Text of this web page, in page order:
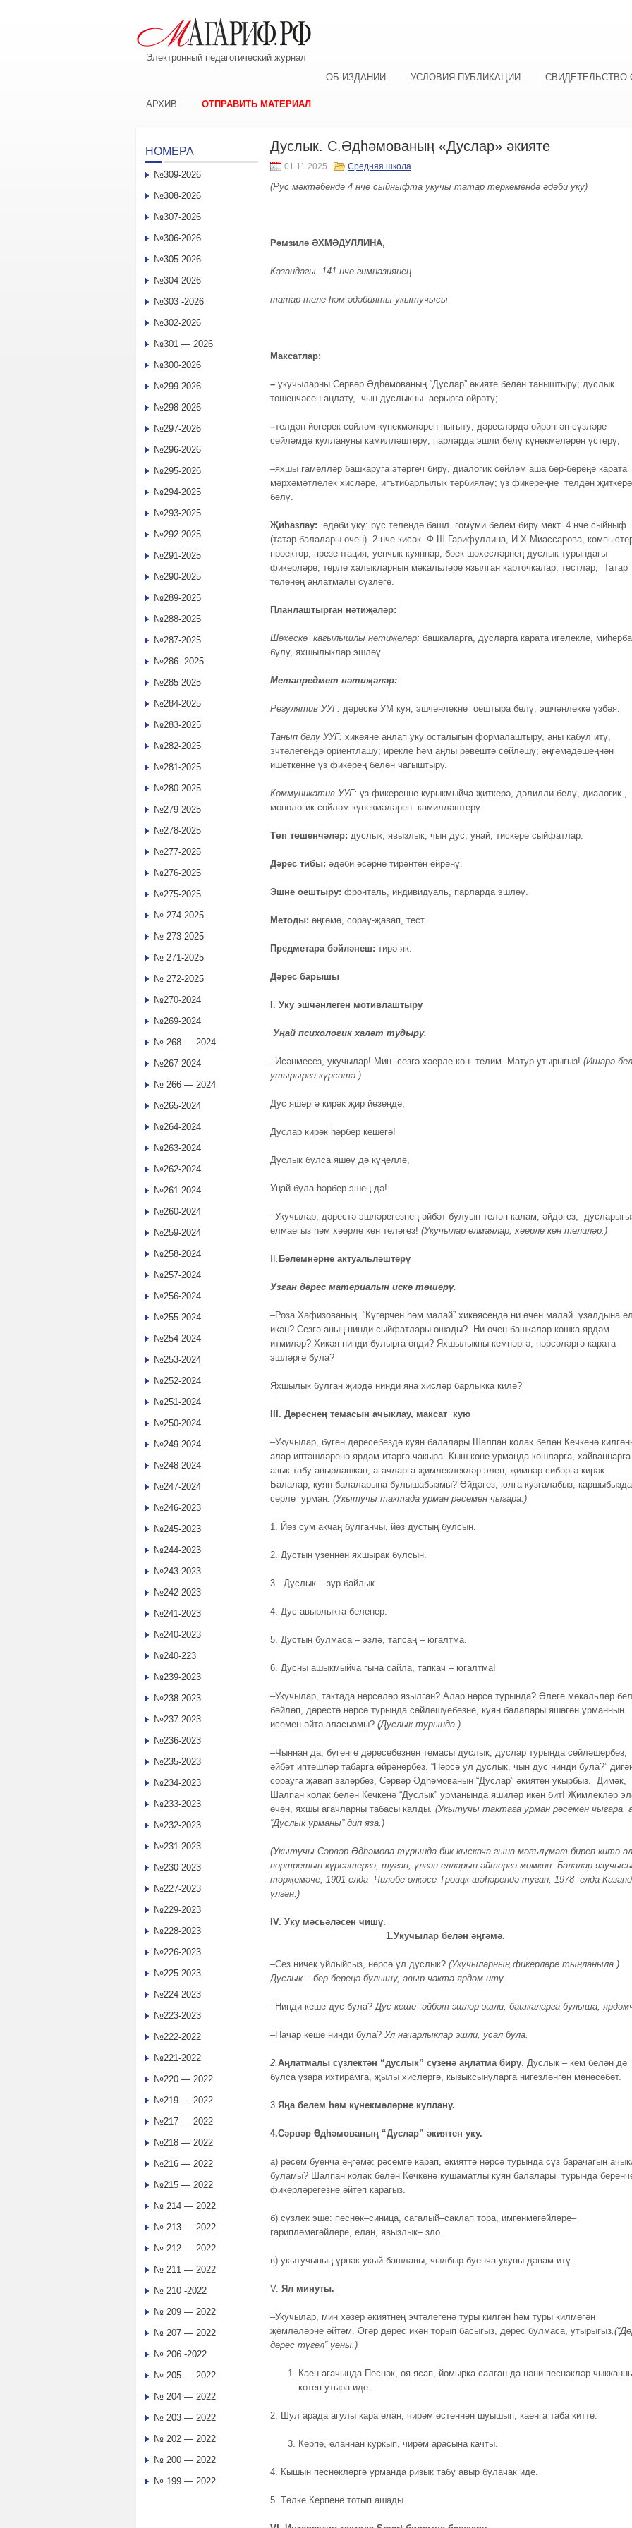
Электронный педагогический журнал
ОБ ИЗДАНИИ
УСЛОВИЯ ПУБЛИКАЦИИ СВИДЕТЕЛЬСТВО
АРХИВ ОТПРАВИТЬ МАТЕРИАЛ
Дуслык. С.Әдһәмованың «Дуслар» әкияте
01.11.2025 Средняя школа
(Рус мәктәбендә 4 нче сыйныфта укучы татар төркемендә әдәби уку)
Рәмзилә ӘХМӘДУЛЛИНА,
Казандагы 141 нче гимназиянең
татар теле һәм әдәбияты укытучысы
Максатлар:
– укучыларны Cәрвәр Әдһәмованың “Дуслар” әкияте белән таныштыру; дуслык
төшенчәсен аңлату, чын дуслыкны аерырга өйрәтү;
–телдән йөгерек сөйләм күнекмәләрен ныгыту; дәресләрдә өйрәнгән сүзләре
сөйләмдә куллануны камилләштерү; парларда эшли белү күнекмәләрен үстерү;
–яхшы гамәлләр башкаруга этәргеч бирү, диалогик сөйләм аша бер-береңә карата
мәрхәмәтлелек хисләре, игътибарлылык тәрбияләү; үз фикереңне телдән җиткерә
белү.
Җиһазлау: әдәби уку: рус телендә башл. гомуми белем бирү мәкт. 4 нче сыйныф
(татар балалары өчен). 2 нче кисәк. Ф.Ш.Гарифуллина, И.Х.Миассарова,
проектор, презентация, уенчык куяннар, бөек шәхесләрнең дуслык турындагы
фикерләре, төрле халыкларның мәкальләре язылган карточкалар, тестлар, Татар
теленең аңлатмалы сүзлеге.
Планлаштырган нәтиҗәләр:
Шәхескә кагылышлы нәтиҗәләр: башкаларга, дусларга карата игелекле,
булу, яхшылыклар эшләү.
Метапредмет нәтиҗәләр:
Регулятив УУГ: дәрескә УМ куя, эшчәнлекне оештыра белү, эшчәнлеккә үзбәя.
Танып белү УУГ: хикәяне аңлап уку осталыгын формалаштыру, аны кабул итү,
эчтәлегендә ориентлашу; ирекле һәм аңлы рәвештә сөйләшү; әңгәмәдәшеңнән
ишеткәнне үз фикерең белән чагыштыру.
Коммуникатив УУГ: үз фикереңне курыкмыйча җиткерә, дәлилли белү, диалогик ,
монологик сөйләм күнекмәләрен камилләштерү.
Төп төшенчәләр: дуслык, явызлык, чын дус, уңай, тискәре сыйфатлар.
Дәрес тибы: әдәби әсәрне тирәнтен өйрәнү.
Эшне оештыру: фронталь, индивидуаль, парларда эшләү.
Методы: әңгәмә, сорау-җавап, тест.
Предметара бәйләнеш: тирә-як.
Дәрес барышы
I. Уку эшчәнлеген мотивлаштыру
Уңай психологик халәт тудыру.
–Исәнмесез, укучылар! Мин сезгә хәерле көн телим. Матур утырыгыз! (Ишарә
утырырга күрсәтә.)
Дус яшәргә кирәк җир йөзендә,
Дуслар кирәк һәрбер кешегә!
Дуслык булса яшәү дә күңелле,
Уңай була һәрбер эшең дә!
–Укучылар, дәрестә эшләрегезнең әйбәт булуын теләп калам, әйдәгез,
елмаегыз һәм хәерле көн теләгез! (Укучылар елмаялар, хәерле көн телиләр.)
. Белемнәрне актуальләштерү
Узган дәрес материалын искә төшерү.
–Роза Хафизованың “Күгәрчен һәм малай” хикәясендә ни өчен малай үзалдына
икән? Сезгә аның нинди сыйфатлары ошады? Ни өчен башкалар кошка ярдәм
итмиләр? Хикәя нинди булырга өнди? Яхшылыкны кемнәргә, нәрсәләргә карата
эшләргә була?
Яхшылык булган җирдә нинди яңа хисләр барлыкка килә?
III. Дәреснең темасын ачыклау, максат кую
–Укучылар, бүген дәресебездә куян балалары Шалпан колак белән Кечкенә
алар иптәшләренә ярдәм итәргә чакыра. Кыш көне урманда кошларга, хайваннарга
азык табу авырлашкан, агачларга җимлеклекләр элеп, җимнәр сибәргә кирәк.
Балалар, куян балаларына булышабызмы? Әйдәгез, юлга кузгалабыз,
серле урман. (Укытучы тактада урман рәсемен чыгара.)
1. Йөз сум акчаң булганчы, йөз дустың булсын.
2. Дустың үзеңнән яхшырак булсын.
3. Дуслык – зур байлык.
4. Дус авырлыкта беленер.
5. Дустың булмаса – эзлә, тапсаң – югалтма.
6. Дусны ашыкмыйча гына сайла, тапкач – югалтма!
–Укучылар, тактада нәрсәләр язылган? Алар нәрсә турында? Әлеге мәкальләр
бәйләп, дәрестә нәрсә турында сөйләшүебезне, куян балалары яшәгән урманның
исемен әйтә аласызмы? (Дуслык турында.)
–Чыннан да, бүгенге дәресебезнең темасы дуслык, дуслар турында сөйләшербез,
әйбәт иптәшләр табарга өйрәнербез. “Нәрсә ул дуслык, чын дус нинди була?”
сорауга җавап эзләрбез, Сәрвәр Әдһәмованың “Дуслар” әкиятен укырбыз. Димәк,
Шалпан колак белән Кечкенә “Дуслык” урманында яшиләр икән бит! Җимлекләр
өчен, яхшы агачларны табасы калды. (Укытучы тактага урман рәсемен чыгара,
“Дуслык урманы” дип яза.)
(Укытучы Сәрвәр Әдһәмова турында бик кыскача гына мәгълүмат биреп китә
портретын күрсәтергә, туган, үлгән елларын әйтергә мөмкин. Балалар
тәрҗемәче, 1901 елда Чиләбе өлкәсе Троицк шәһәрендә туган, 1978 елда
үлгән.)
IV. Уку мәсьәләсен
1.Укучылар белән әңгәмә.
–Сез ничек уйлыйсыз, нәрсә ул дуслык? (Укучыларның фикерләре тыңланыла.)
Дуслык – бер-береңә булышу, авыр чакта ярдәм итү.
–Нинди кеше дус була?Дус кеше әйбәт эшләр эшли, башкаларга булыша,
–Начар кеше нинди була? Ул начарлыклар эшли, усал була.
2.Аңлатмалы сүзлектән “дуслык” сүзенә аңлатма бирү. Дуслык – кем белән дә
булса үзара ихтирамга, җылы хисләргә, кызыксынуларга нигезләнгән мөнәсәбәт.
3.Яңа белем һәм күнекмәләрне куллану.
4.Сәрвәр Әдһәмованың “Дуслар” әкиятен уку.
а) рәсем буенча әңгәмә: рәсемгә карап, әкияттә нәрсә турында сүз барачагын
буламы? Шалпан колак белән Кечкенә кушаматлы куян балалары турында
фикерләрегезне әйтеп карагыз.
б) сүзлек эше: песнәк–синица, сагалый–саклап тора, имгәнмәгәйләре–
гарипләмәгәйләре, елан, явызлык– зло.
в) укытучының үрнәк укый башлавы, чылбыр буенча укуны дәвам итү.
V. Ял минуты.
–Укучылар, мин хәзер әкиятнең эчтәлегенә туры килгән һәм туры килмәгән
җөмләләрне әйтәм. Әгәр дөрес икән торып басыгыз, дөрес булмаса, утырыгыз
дөрес түгел” уены.)
Каен агачында Песнәк, оя ясап, йомырка салган да нәни песнәкләр
көтеп утыра иде.
2. Шул арада агулы кара елан, чирәм өстеннән шуышып, каенга таба китте.
Керпе, еланнан куркып, чирәм арасына качты.
4. Кышын песнәкләргә урманда ризык табу авыр булачак иде.
5. Төлке Керпене тотып ашады.
НОМЕРА
№309-2026
№308-2026
№307-2026
№306-2026
№305-2026
№304-2026
№303 -2026
№302-2026
№301 — 2026
№300-2026
№299-2026
№298-2026
№297-2026
№296-2026
№295-2026
№294-2025
№293-2025
№292-2025
№291-2025
№290-2025
№289-2025
№288-2025
№287-2025
№286 -2025
№285-2025
№284-2025
№283-2025
№282-2025
№281-2025
№280-2025
№279-2025
№278-2025
№277-2025
№276-2025
№275-2025
№ 274-2025
№ 273-2025
№ 271-2025
№ 272-2025
№270-2024
№269-2024
№ 268 — 2024
№267-2024
№ 266 — 2024
№265-2024
№264-2024
№263-2024
№262-2024
№261-2024
№260-2024
№259-2024
№258-2024
№257-2024
№256-2024
№255-2024
№254-2024
№253-2024
№252-2024
№251-2024
№250-2024
№249-2024
№248-2024
№247-2024
№246-2023
№245-2023
№244-2023
№243-2023
№242-2023
№241-2023
№240-2023
№240-223
№239-2023
№238-2023
№237-2023
№236-2023
№235-2023
№234-2023
№233-2023
№232-2023
№231-2023
№230-2023
№227-2023
№229-2023
№228-2023
№226-2023
№225-2023
№224-2023
№223-2023
№222-2022
№221-2022
№220 — 2022
№219 — 2022
№217 — 2022
№218 — 2022
№216 — 2022
№215 — 2022
№ 214 — 2022
№ 213 — 2022
№ 212 — 2022
№ 211 — 2022
№ 210 -2022
№ 209 — 2022
№ 207 — 2022
№ 206 -2022
№ 205 — 2022
№ 204 — 2022
№ 203 — 2022
№ 202 — 2022
№ 200 — 2022
№ 199 — 2022